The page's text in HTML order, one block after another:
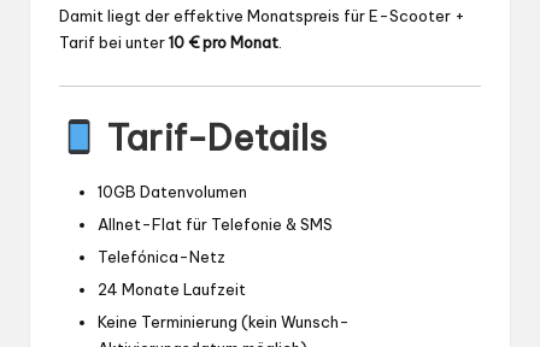
Damit liegt der effektive Monatspreis für E-Scooter +
Tarif bei unter10 € pro Monat
Tarif-Details
10GB Datenvolumen
Allnet-Flat für Telefonie & SMS
Telefónica-Netz
24 Monate Laufzeit
Keine Terminierung (kein Wunsch-